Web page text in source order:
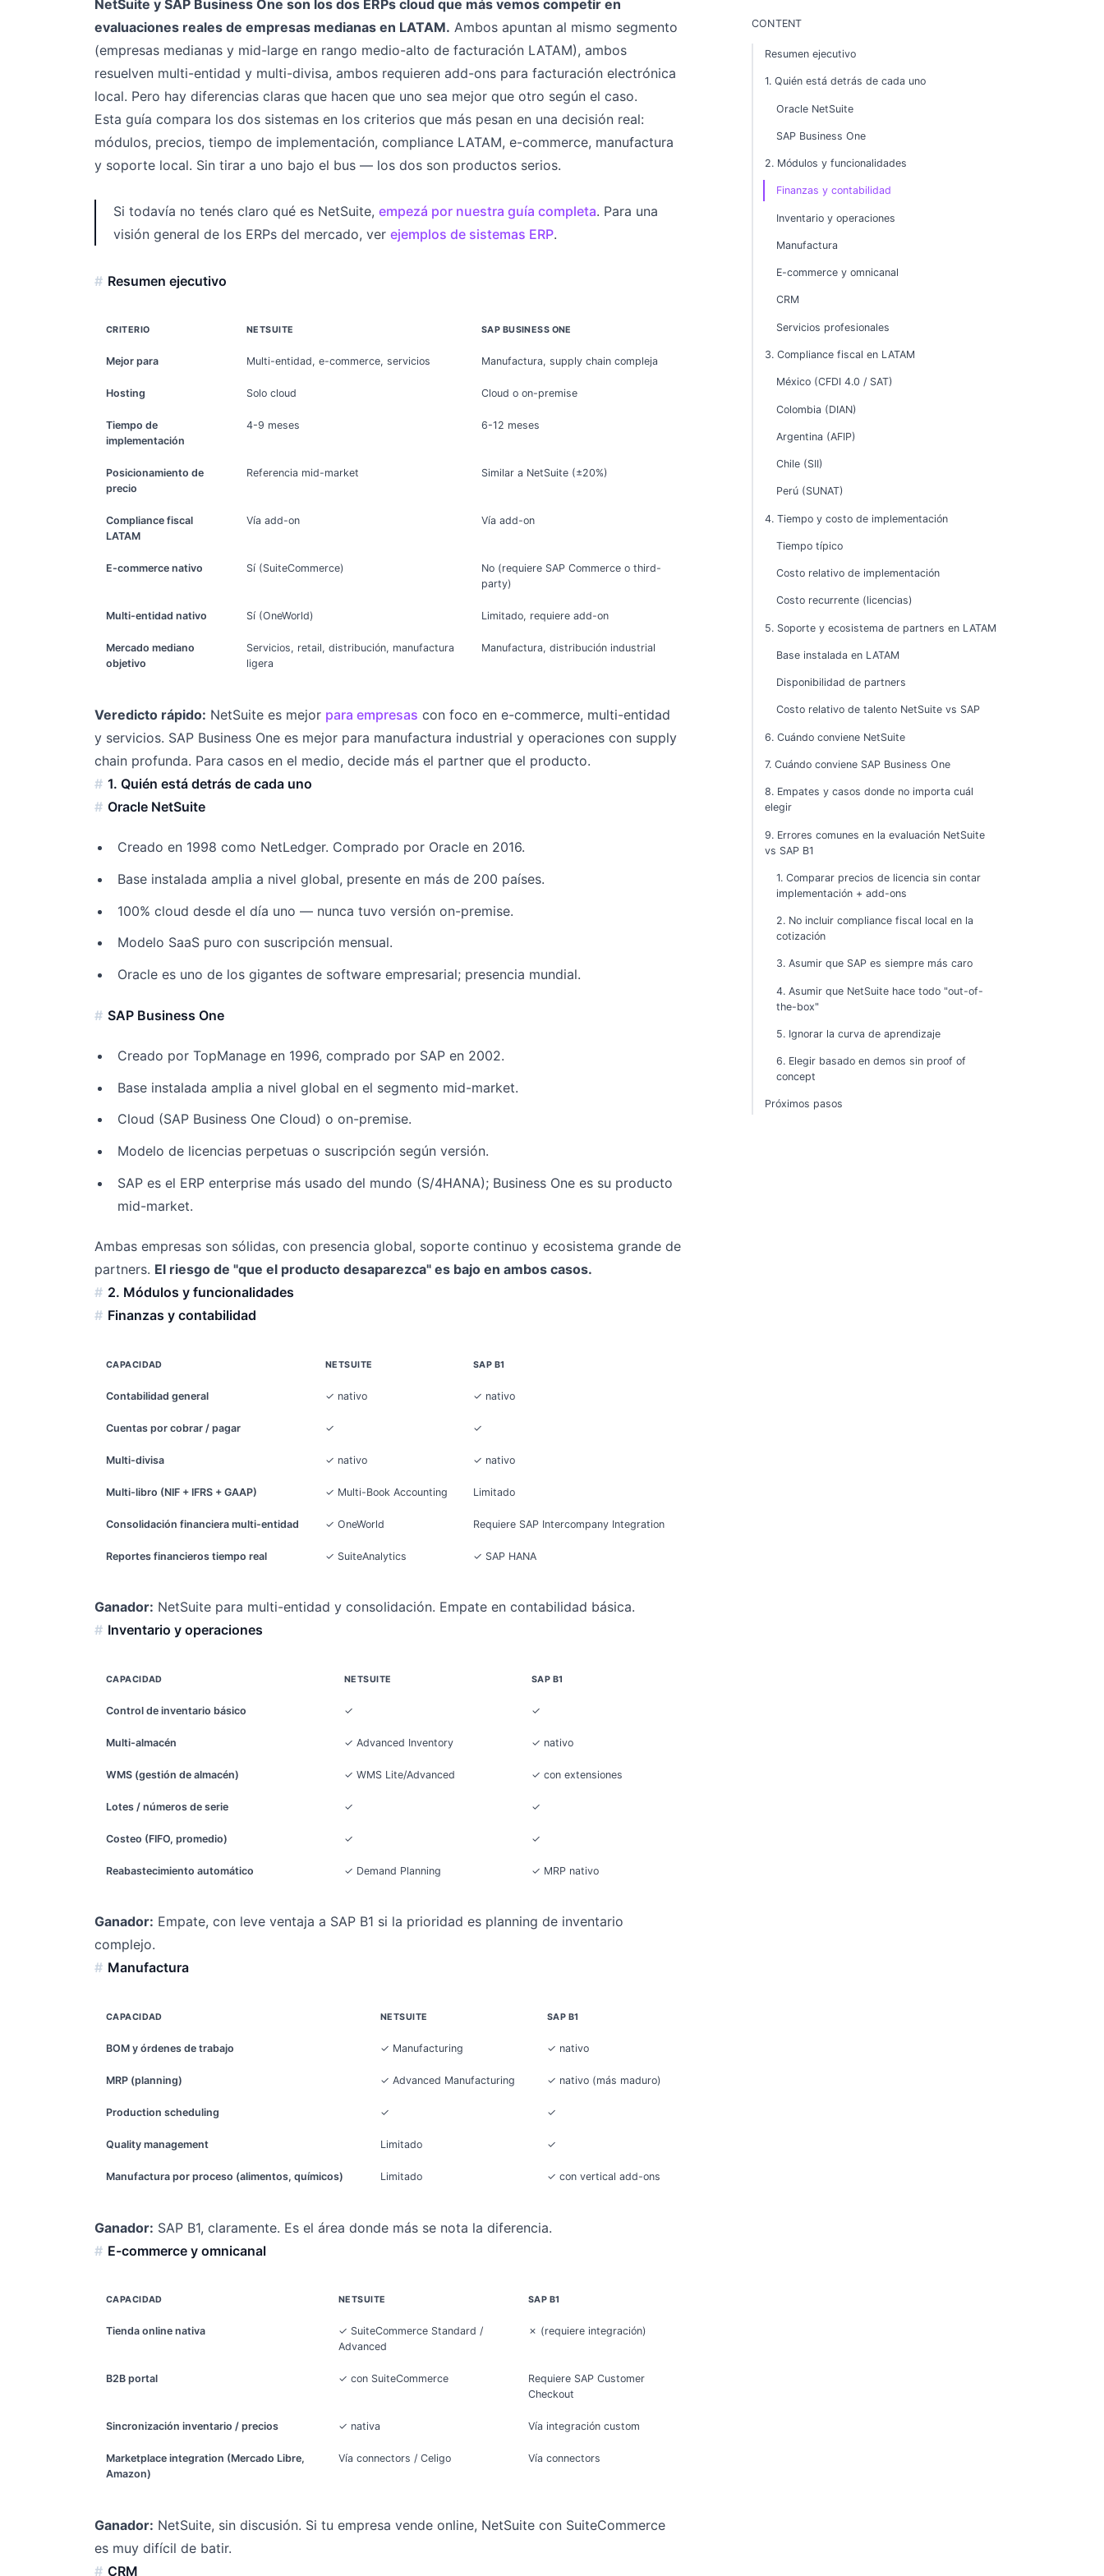
NetSuite y SAP Business One son los dos ERPs cloud que más vemos competir en
evaluaciones reales de empresas medianas en LATAM. Ambos apuntan al mismo segmento
(empresas medianas y mid-large en rango medio-alto de facturación LATAM), ambos
resuelven multi-entidad y multi-divisa, ambos requieren add-ons para facturación electrónica
local. Pero hay diferencias claras que hacen que uno sea mejor que otro según el caso.
Esta guía compara los dos sistemas en los criterios que más pesan en una decisión real:
módulos, precios, tiempo de implementación, compliance LATAM, e-commerce, manufactura
y soporte local. Sin tirar a uno bajo el bus — los dos son productos serios.
Si todavía no tenés claro qué es NetSuite,empezá por nuestra guía completa. Para una
visión general de los ERPs del mercado, verejemplos de sistemas ERP.
Resumen ejecutivo
CRITERIO NETSUITE SAP BUSINESS ONE
Mejor para Multi-entidad, e-commerce, servicios Manufactura, supply chain compleja
Hosting Solo cloud Cloud o on-premise
Tiempo de
implementación
4-9 meses 6-12 meses
Posicionamiento de
precio
Referencia mid-market Similar a NetSuite (±20%)
Compliance fiscal
LATAM
Vía add-on Vía add-on
E-commerce nativo Sí (SuiteCommerce)
No (requiere SAP Commerce o third-
party)
Multi-entidad nativo Sí (OneWorld) Limitado, requiere add-on
Mercado mediano
objetivo
Servicios, retail, distribución, manufactura
ligera
Manufactura, distribución industrial
Veredicto rápido: NetSuite es mejor para empresas con foco en e-commerce, multi-entidad
y servicios. SAP Business One es mejor para manufactura industrial y operaciones con supply
chain profunda. Para casos en el medio, decide más el partner que el producto.
1. Quién está detrás de cada uno
Oracle NetSuite
Creado en 1998 como NetLedger. Comprado por Oracle en 2016.
Base instalada amplia a nivel global, presente en más de 200 países.
100% cloud desde el día uno — nunca tuvo versión on-premise.
Modelo SaaS puro con suscripción mensual.
Oracle es uno de los gigantes de software empresarial; presencia mundial.
SAP Business One
Creado por TopManage en 1996, comprado por SAP en 2002.
Base instalada amplia a nivel global en el segmento mid-market.
Cloud (SAP Business One Cloud) o on-premise.
Modelo de licencias perpetuas o suscripción según versión.
SAP es el ERP enterprise más usado del mundo (S/4HANA); Business One es su producto
mid-market.
Ambas empresas son sólidas, con presencia global, soporte continuo y ecosistema grande de
partners. El riesgo de "que el producto desaparezca" es bajo en ambos casos.
2. Módulos y funcionalidades
Finanzas y contabilidad
CAPACIDAD NETSUITE SAP B1
Contabilidad general ✓ nativo ✓ nativo
Cuentas por cobrar / pagar ✓ ✓
Multi-divisa ✓ nativo ✓ nativo
Multi-libro (NIF + IFRS + GAAP) ✓ Multi-Book Accounting Limitado
Consolidación financiera multi-entidad ✓ OneWorld Requiere SAP Intercompany Integration
Reportes financieros tiempo real ✓ SuiteAnalytics ✓ SAP HANA
Ganador: NetSuite para multi-entidad y consolidación. Empate en contabilidad básica.
Inventario y operaciones
CAPACIDAD NETSUITE SAP B1
Control de inventario básico ✓ ✓
Multi-almacén ✓ Advanced Inventory ✓ nativo
WMS (gestión de almacén) ✓ WMS Lite/Advanced ✓ con extensiones
Lotes / números de serie ✓ ✓
Costeo (FIFO, promedio) ✓ ✓
Reabastecimiento automático ✓ Demand Planning ✓ MRP nativo
Ganador: Empate, con leve ventaja a SAP B1 si la prioridad es planning de inventario
complejo.
Manufactura
CAPACIDAD NETSUITE SAP B1
BOM y órdenes de trabajo ✓ Manufacturing ✓ nativo
MRP (planning) ✓ Advanced Manufacturing ✓ nativo (más maduro)
Production scheduling ✓ ✓
Quality management Limitado ✓
Manufactura por proceso (alimentos, químicos) Limitado ✓ con vertical add-ons
Ganador: SAP B1, claramente. Es el área donde más se nota la diferencia.
E-commerce y omnicanal
CAPACIDAD NETSUITE SAP B1
Tienda online nativa
✓ SuiteCommerce Standard /
Advanced
✗ (requiere integración)
B2B portal ✓ con SuiteCommerce
Requiere SAP Customer
Checkout
Sincronización inventario / precios ✓ nativa Vía integración custom
Marketplace integration (Mercado Libre,
Amazon)
Vía connectors / Celigo Vía connectors
Ganador: NetSuite, sin discusión. Si tu empresa vende online, NetSuite con SuiteCommerce
es muy difícil de batir.
CRM
CONTENT
Resumen ejecutivo
1. Quién está detrás de cada uno
Oracle NetSuite
SAP Business One
2. Módulos y funcionalidades
Finanzas y contabilidad
Inventario y operaciones
Manufactura
E-commerce y omnicanal
CRM
Servicios profesionales
3. Compliance fiscal en LATAM
México (CFDI 4.0 / SAT)
Colombia (DIAN)
Argentina (AFIP)
Chile (SII)
Perú (SUNAT)
4. Tiempo y costo de implementación
Tiempo típico
Costo relativo de implementación
Costo recurrente (licencias)
5. Soporte y ecosistema de partners en LATAM
Base instalada en LATAM
Disponibilidad de partners
Costo relativo de talento NetSuite vs SAP
6. Cuándo conviene NetSuite
7. Cuándo conviene SAP Business One
8. Empates y casos donde no importa cuál
elegir
9. Errores comunes en la evaluación NetSuite
vs SAP B1
1. Comparar precios de licencia sin contar
implementación + add-ons
2. No incluir compliance fiscal local en la
cotización
3. Asumir que SAP es siempre más caro
4. Asumir que NetSuite hace todo "out-of-
the-box"
5. Ignorar la curva de aprendizaje
6. Elegir basado en demos sin proof of
concept
Próximos pasos